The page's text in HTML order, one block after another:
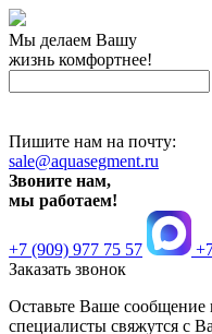
Мы делаем Вашу
жизнь комфортнее!
Пишите нам на почту:
sale@aquasegment.ru
Звоните нам,
мы работаем!
+7 (909) 977 75 57
Заказать звонок
Оставьте Ваше
специалисты свяжутся с